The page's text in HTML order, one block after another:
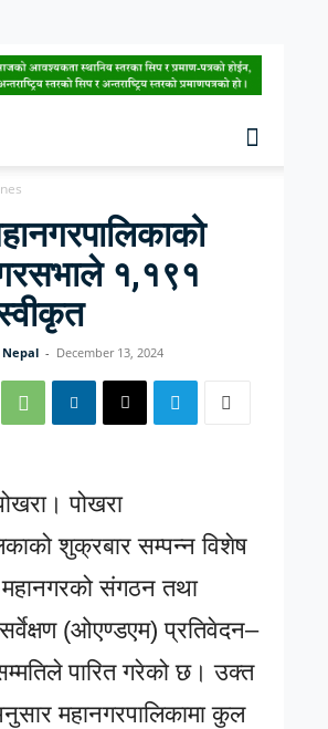
१,१९१
Nepal - December 13, 2024
पोखरा
शुक्रबार सम्पन्न विशेष
संगठन तथा
(ओएण्डएम) प्रतिवेदन–
पारित गरेको छ। उक्त
महानगरपालिकामा कुल